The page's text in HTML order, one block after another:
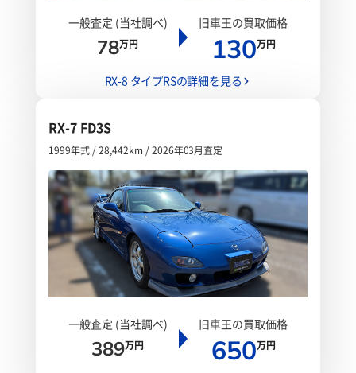
一般査定 (当社調べ)
78万円
旧車王の買取価格
130万円
RX-8 タイプRSの詳細を見る
RX-7 FD3S
1999年式 / 28,442km / 2026年03月査定
一般査定 (当社調べ)
389万円
旧車王の買取価格
650万円